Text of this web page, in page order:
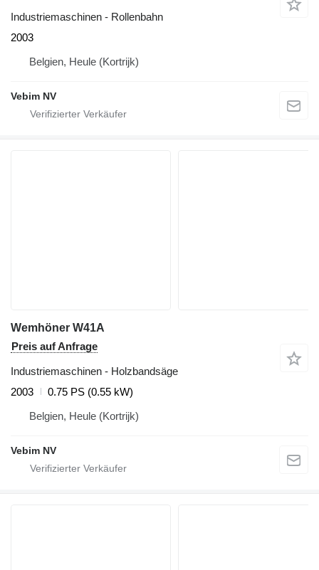
Industriemaschinen - Rollenbahn
2003
Belgien, Heule (Kortrijk)
Vebim NV
Wemhöner W41A
Preis auf Anfrage
Industriemaschinen - Holzbandsäge
2003
0.75 PS (0.55 kW)
Belgien, Heule (Kortrijk)
Vebim NV